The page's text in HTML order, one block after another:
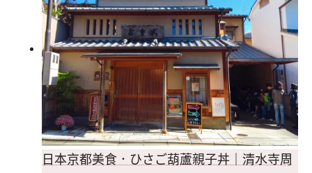
日本京都美食．ひさご葫蘆親子丼｜清水寺周